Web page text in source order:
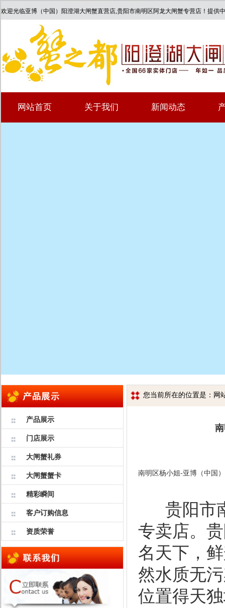
欢迎光临亚博（中国）阳澄湖大闸蟹直营店,贵阳市南明区阿龙大闸蟹专营店！提供
网站首页 关于我们 新闻动态
产品展示
门店展示
大闸蟹礼券
大闸蟹蟹卡
精彩瞬间
客户订购信息
资质荣誉
您当前所在的位置是：网
南明区杨小姐-亚博（中国
贵阳市南
专卖店。
名天下，
然水质无
位置得天